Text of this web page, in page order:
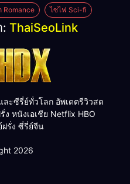
Romance ไซไฟ Sci-fi
: ThaiSeoLink
ละซีรี่ย์ทั่วโลก อัพเดตรีวิวสด
หนังเอเชีย Netflix HBO
ฝรั่ง ซี่รี่ย์จีน
2026